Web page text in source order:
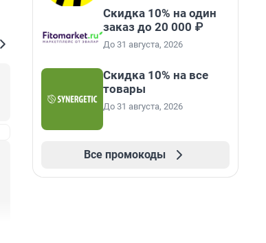
Скидка 10% на один
заказ до 20 000 ₽
До 31 августа, 2026
Скидка 10% на все
товары
До 31 августа, 2026
Все промокоды